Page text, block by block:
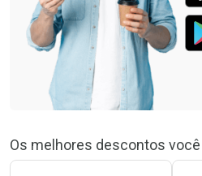
Os melhores descontos